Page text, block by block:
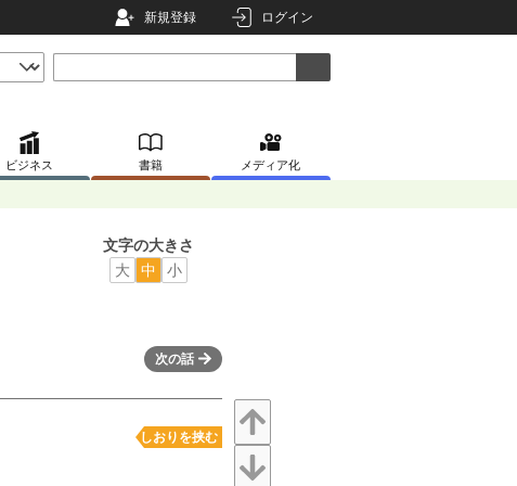
新規登録 ログイン
ビジネス 書籍 メディア化
文字の大きさ
大
中 小
次の話
しおりを挟む